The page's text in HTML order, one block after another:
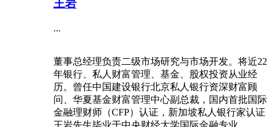
王岩
...
董事总经理负责二级市场研究与市场开发。将近22
年银行、私人财富管理、基金、股权投资从业经
历。曾任中国建设银行北京私人银行资深财富顾
问、华夏基金财富管理中心副总裁，国内首批国际
金融理财师（CFP）认证，新加坡私人银行家认证
王岩先生毕业于中央财经大学国际金融专业